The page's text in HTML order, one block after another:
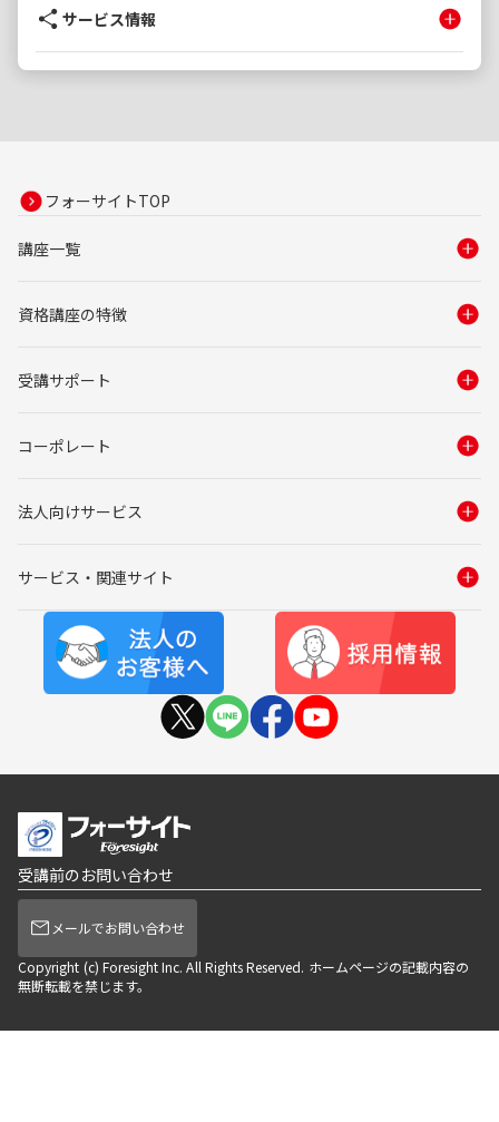
サービス情報
フォーサイトTOP
講座一覧
資格講座の特徴
受講サポート
コーポレート
法人向けサービス
サービス・関連サイト
受講前のお問い合わせ
メールでお問い合わせ
Copyright (c) Foresight Inc. All Rights Reserved. ホームページの記載内容の
無断転載を禁じます。